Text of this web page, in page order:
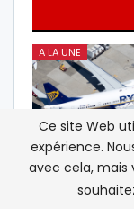
A LA UNE
Ryanair
Stockholm
Ce site Web
expérience.
avec cela, mais